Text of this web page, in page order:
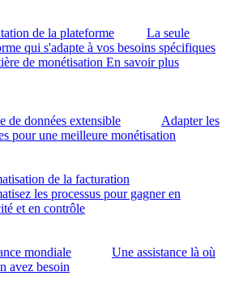
de la plateforme
La seule
qui s'adapte à vos besoins spécifiques
de monétisation En savoir plus
de données extensible
Adapter les
pour une meilleure monétisation
de la facturation
les processus pour gagner en
et en contrôle
mondiale
Une assistance là où
avez besoin